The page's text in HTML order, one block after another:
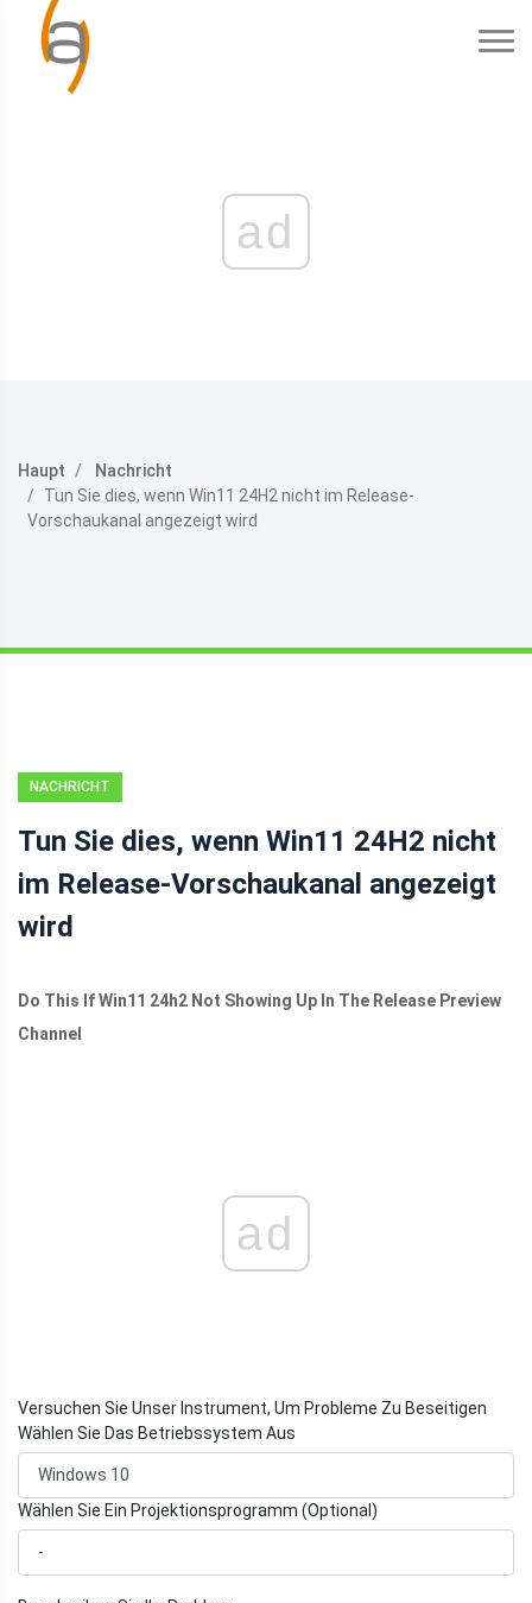
ad
Haupt
Nachricht
Tun Sie dies, wenn Win11 24H2 nicht im Release-
Vorschaukanal angezeigt wird
NACHRICHT
Tun Sie dies, wenn Win11 24H2 nicht
im Release-Vorschaukanal angezeigt
wird
Do This If Win11 24h2 Not Showing Up In The Release Preview
Channel
ad
Versuchen Sie Unser Instrument, Um Probleme Zu Beseitigen
Wählen Sie Das Betriebssystem Aus
Wählen Sie Ein Projektionsprogramm (Optional)